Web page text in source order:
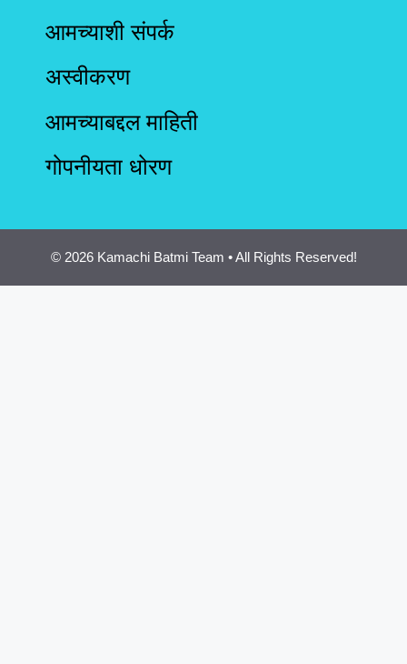
आमच्याशी संपर्क
अस्वीकरण
आमच्याबद्दल माहिती
गोपनीयता धोरण
© 2026 Kamachi Batmi Team • All Rights Reserved!